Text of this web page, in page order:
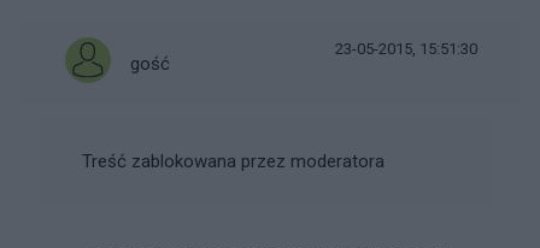
gość
23-05-2015, 15:51:30
Treść zablokowana przez moderatora